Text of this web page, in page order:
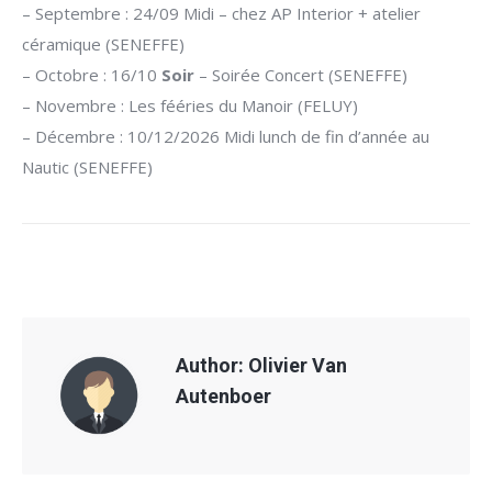
– Septembre : 24/09 Midi – chez AP Interior + atelier
céramique (SENEFFE)
– Octobre : 16/10 Soir – Soirée Concert (SENEFFE)
– Novembre : Les fééries du Manoir (FELUY)
– Décembre : 10/12/2026 Midi lunch de fin d’année au
Nautic (SENEFFE)
Author: Olivier Van
Autenboer